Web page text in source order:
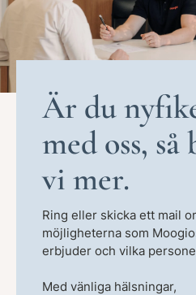
Är du
med oss,
vi mer.
Ring eller skicka ett mail
möjligheterna som
erbjuder och vilka
Med vänliga hälsningar,